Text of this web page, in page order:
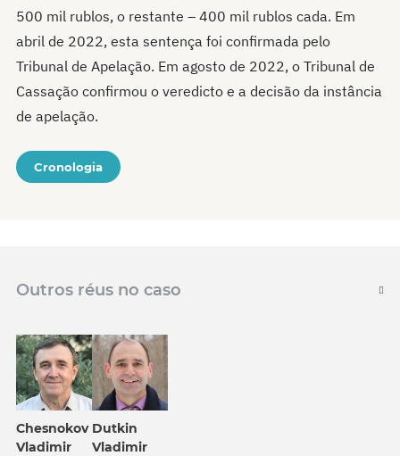
500 mil rublos, o restante – 400 mil rublos cada. Em
abril de 2022, esta sentença foi confirmada pelo
Tribunal de Apelação. Em agosto de 2022, o Tribunal de
Cassação confirmou o veredicto e a decisão da instância
de apelação.
Cronologia
Outros réus no caso
Chesnokov
Vladimir
Dutkin
Vladimir